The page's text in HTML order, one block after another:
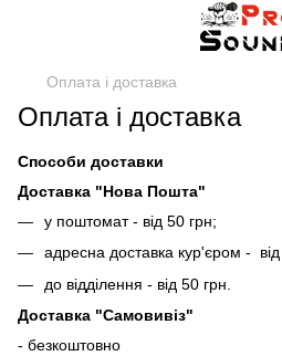
Оплата і доставка
Оплата і доставка
Способи доставки
Доставка "Нова Пошта"
у поштомат - від 50 грн;
адресна доставка кур'єром -
до відділення - від 50 грн.
Доставка "Самовивіз"
- безкоштовно